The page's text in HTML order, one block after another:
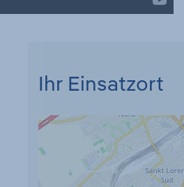
Ihr Einsatzort